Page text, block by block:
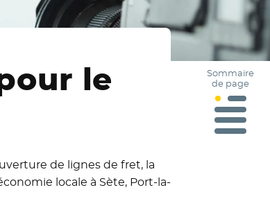
le
de lignes de fret, la
locale à Sète, Port-la-
Sommaire
de page